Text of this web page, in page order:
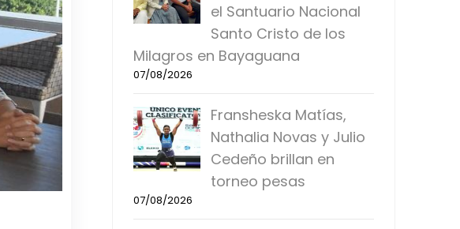
el Santuario Nacional
Santo Cristo de los
Milagros en Bayaguana
07/08/2026
Fransheska Matías,
Nathalia Novas y Julio
Cedeño brillan en
torneo pesas
07/08/2026